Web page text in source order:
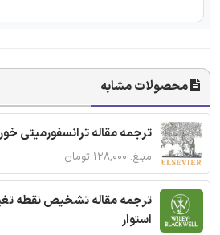
محصولات مشابه
ترجمه مقاله ترانسفورمیتی
مبلغ: ۱۲۸,۰۰۰ تومان
ترجمه مقاله تشخیص نقطه
استوار